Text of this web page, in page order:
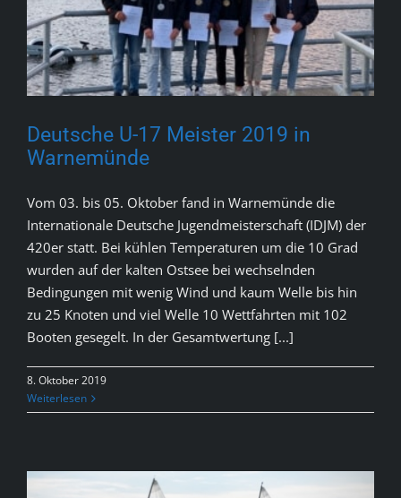
Deutsche U-17 Meister 2019 in
Warnemünde
Vom 03. bis 05. Oktober fand in Warnemünde die
Internationale Deutsche Jugendmeisterschaft (IDJM) der
420er statt. Bei kühlen Temperaturen um die 10 Grad
wurden auf der kalten Ostsee bei wechselnden
Bedingungen mit wenig Wind und kaum Welle bis hin
zu 25 Knoten und viel Welle 10 Wettfahrten mit 102
Booten gesegelt. In der Gesamtwertung [...]
8. Oktober 2019
Weiterlesen